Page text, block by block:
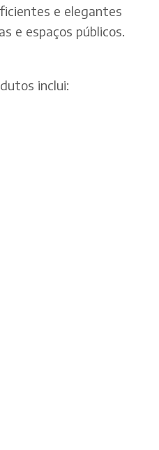
e elegantes
e espaços públicos.
inclui: